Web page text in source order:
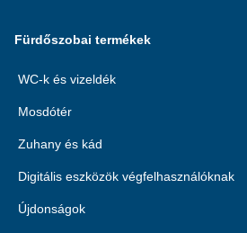
Fürdőszobai termékek
WC-k és vizeldék
Mosdótér
Zuhany és kád
Digitális eszközök végfelhasználóknak
Újdonságok